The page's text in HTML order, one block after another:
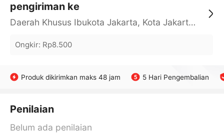
pengiriman ke
Daerah Khusus Ibukota Jakarta, Kota Jakarta Barat, Cengkareng, yy
Ongkir: Rp8.500
Produk dikirimkan maks 48 jam 5 Hari Pengembalian
Penilaian
Belum ada penilaian